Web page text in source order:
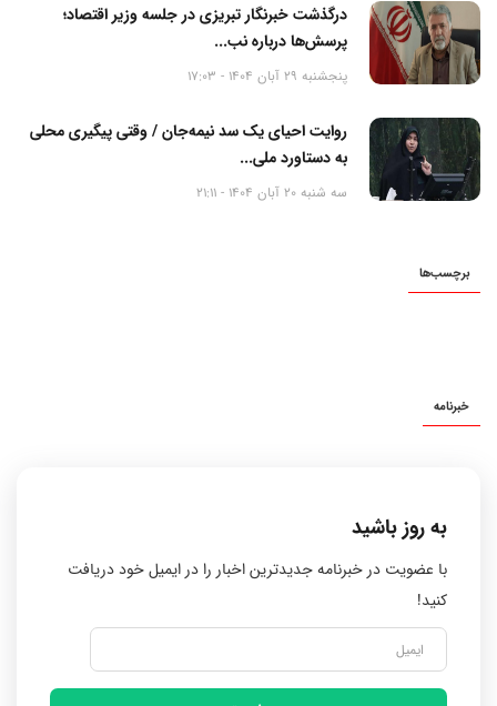
درگذشت خبرنگار تبریزی در جلسه وزیر اقتصاد؛
پرسش‌ها درباره نب...
پنجشنبه 29 آبان 1404 - 17:03
روایت احیای یک سد نیمه‌جان / وقتی پیگیری محلی
به دستاورد ملی...
سه شنبه 20 آبان 1404 - 21:11
برچسب‌ها
خبرنامه
به روز باشید
با عضویت در خبرنامه جدیدترین اخبار را در ایمیل خود دریافت
کنید!